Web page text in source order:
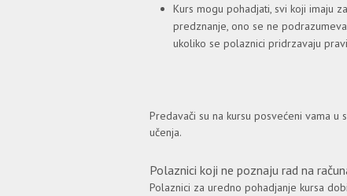
Kurs mogu pohadjati, svi koji imaju
predznanje, ono se ne
ukoliko se polaznici pridrzavaju
Predavači su na kursu posvećeni vama
učenja.
Polaznici koji ne poznaju rad na
Polaznici za uredno pohadjanje kursa